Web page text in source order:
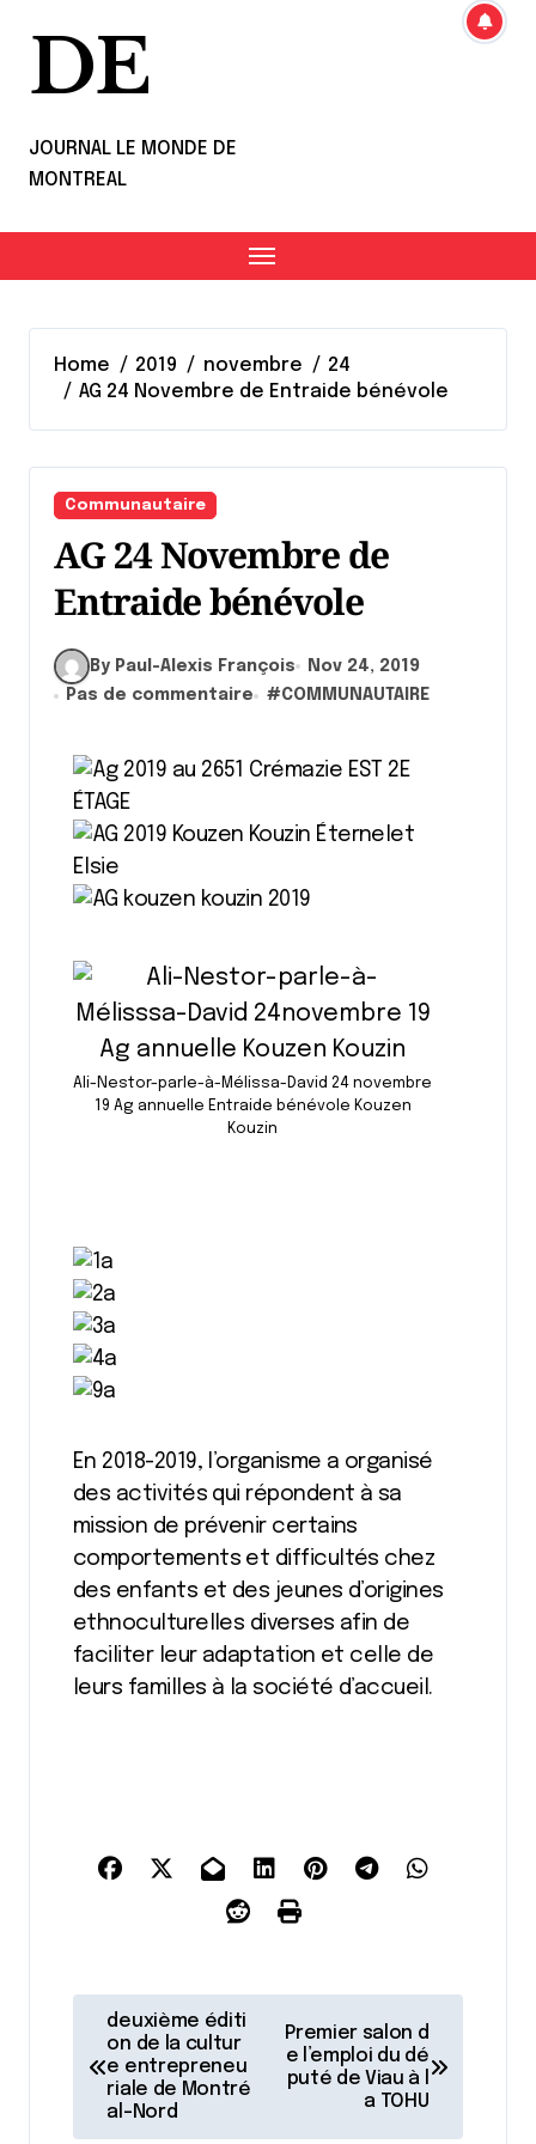
DE
JOURNAL LE MONDE DE
MONTREAL
Home 2019 novembre
24
AG 24 Novembre de Entraide bénévole
Communautaire
AG 24 Novembre de
Entraide bénévole
By Paul-Alexis François
Nov 24, 2019
Pas de commentaire
#COMMUNAUTAIRE
Ali-Nestor-parle-à-Mélissa-David 24 novembre
19 Ag annuelle Entraide bénévole Kouzen
Kouzin
En 2018-2019, l’organisme a organisé
des activités qui répondent à sa
mission de prévenir certains
comportements et difficultés chez
des enfants et des jeunes d’origines
ethnoculturelles diverses afin de
faciliter leur adaptation et celle de
leurs familles à la société d’accueil.
i
deuxième éditi
on de la cultur
e entrepreneu
riale de Montré
al-Nord
Premier salon d
e l’emploi du dé
puté de Viau à l
a TOHU